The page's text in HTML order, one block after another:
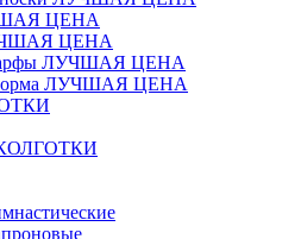
ЦЕНА
ЦЕНА
ЛУЧШАЯ ЦЕНА
ЛУЧШАЯ ЦЕНА